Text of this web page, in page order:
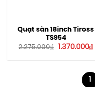
Quạt sàn 18inch Tiross
TS954
2.275.000₫
Giá
là:
1.370.000₫
1